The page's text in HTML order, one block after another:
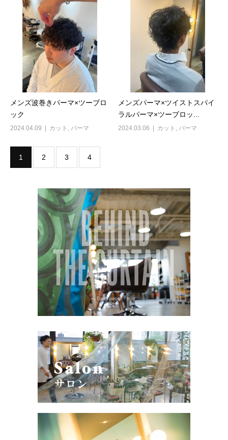
メンズ波巻きパーマ×ツーブロ
ック
2024.04.09 カット , パーマ
メンズパーマ×ツイストスパイ
ラルパーマ×ツーブロッ...
2024.03.06 カット , パーマ
1 2 3 4